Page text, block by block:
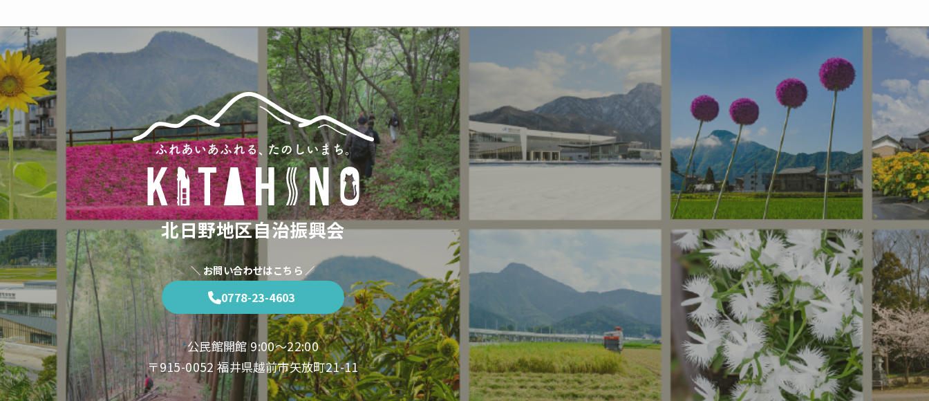
北日野地区自治振興会
＼ お問い合わせはこちら ／
0778-23-4603
公民館開館 9:00〜22:00
〒915-0052 福井県越前市矢放町21-11